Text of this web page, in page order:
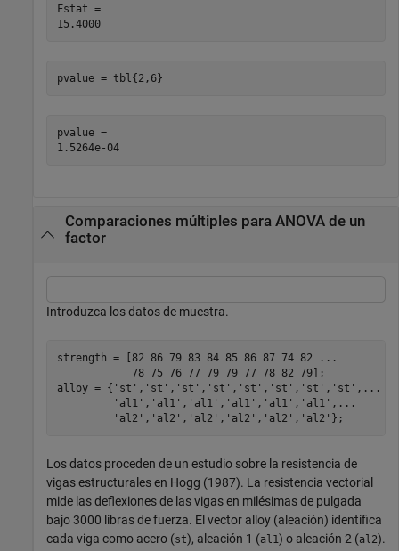
Fstat =
15.4000
pvalue = tbl{2,6}
pvalue =
1.5264e-04
Comparaciones múltiples para ANOVA de un
factor
Introduzca los datos de muestra.
strength = [82 86 79 83 84 85 86 87 74 82
...
            78 75 76 77 79 79 77 78 82 79];
alloy = { 'st' , 'st' , 'st' , 'st' , 'st' , 'st' , 'st' , 'st' , ...
'al1' , 'al1' , 'al1' , 'al1' , 'al1' , 'al1' , ...
'al2' , 'al2' , 'al2' , 'al2' , 'al2' , 'al2' };
Los datos proceden de un estudio sobre la resistencia de
vigas estructurales en Hogg (1987). La resistencia vectorial
mide las deflexiones de las vigas en milésimas de pulgada
bajo 3000 libras de fuerza. El vector alloy (aleación) identifica
cada viga como acero (st), aleación 1 (al1) o aleación 2 (al2).